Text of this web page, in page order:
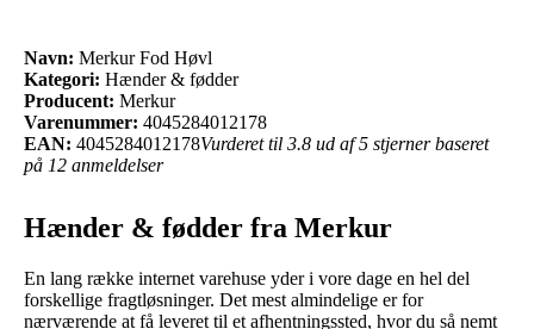
Navn: Merkur Fod Høvl
Kategori: Hænder & fødder
Producent: Merkur
Varenummer: 4045284012178
EAN: 4045284012178Vurderet til 3.8 ud af 5 stjerner baseret
på 12 anmeldelser
Hænder & fødder fra Merkur
En lang række internet varehuse yder i vore dage en hel del
forskellige fragtløsninger. Det mest almindelige er for
nærværende at få leveret til et afhentningssted, hvor du så nemt